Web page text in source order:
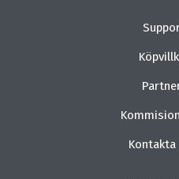
Kontakta